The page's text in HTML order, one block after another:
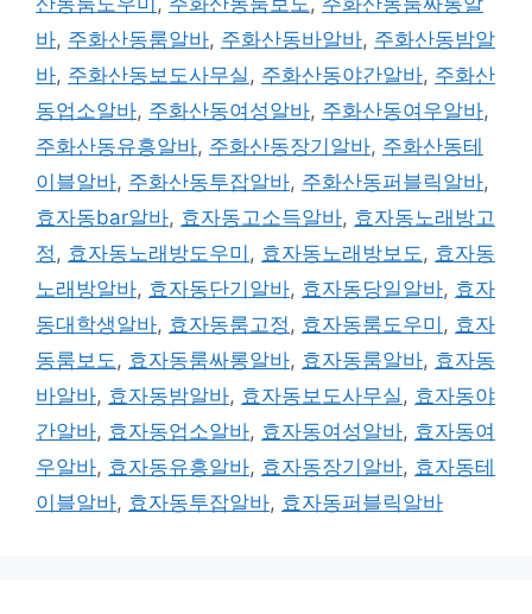
바, 주화산동룸알바, 주화산동바알바, 주화산동밤알
바, 주화산동보도사무실, 주화산동야간알바, 주화산
동업소알바, 주화산동여성알바, 주화산동여우알바,
주화산동유흥알바, 주화산동장기알바, 주화산동테
이블알바, 주화산동투잡알바, 주화산동퍼블릭알바,
효자동bar알바, 효자동고소득알바, 효자동노래방고
정, 효자동노래방도우미 , 효자동노래방보도, 효자동
노래방알바, 효자동단기알바, 효자동당일알바, 효자
동대학생알바, 효자동룸고정, 효자동룸도우미 , 효자
동룸보도, 효자동룸싸롱알바, 효자동룸알바, 효자동
바알바, 효자동밤알바, 효자동보도사무실, 효자동야
간알바, 효자동업소알바, 효자동여성알바, 효자동여
우알바, 효자동유흥알바, 효자동장기알바, 효자동테
이블알바, 효자동투잡알바, 효자동퍼블릭알바